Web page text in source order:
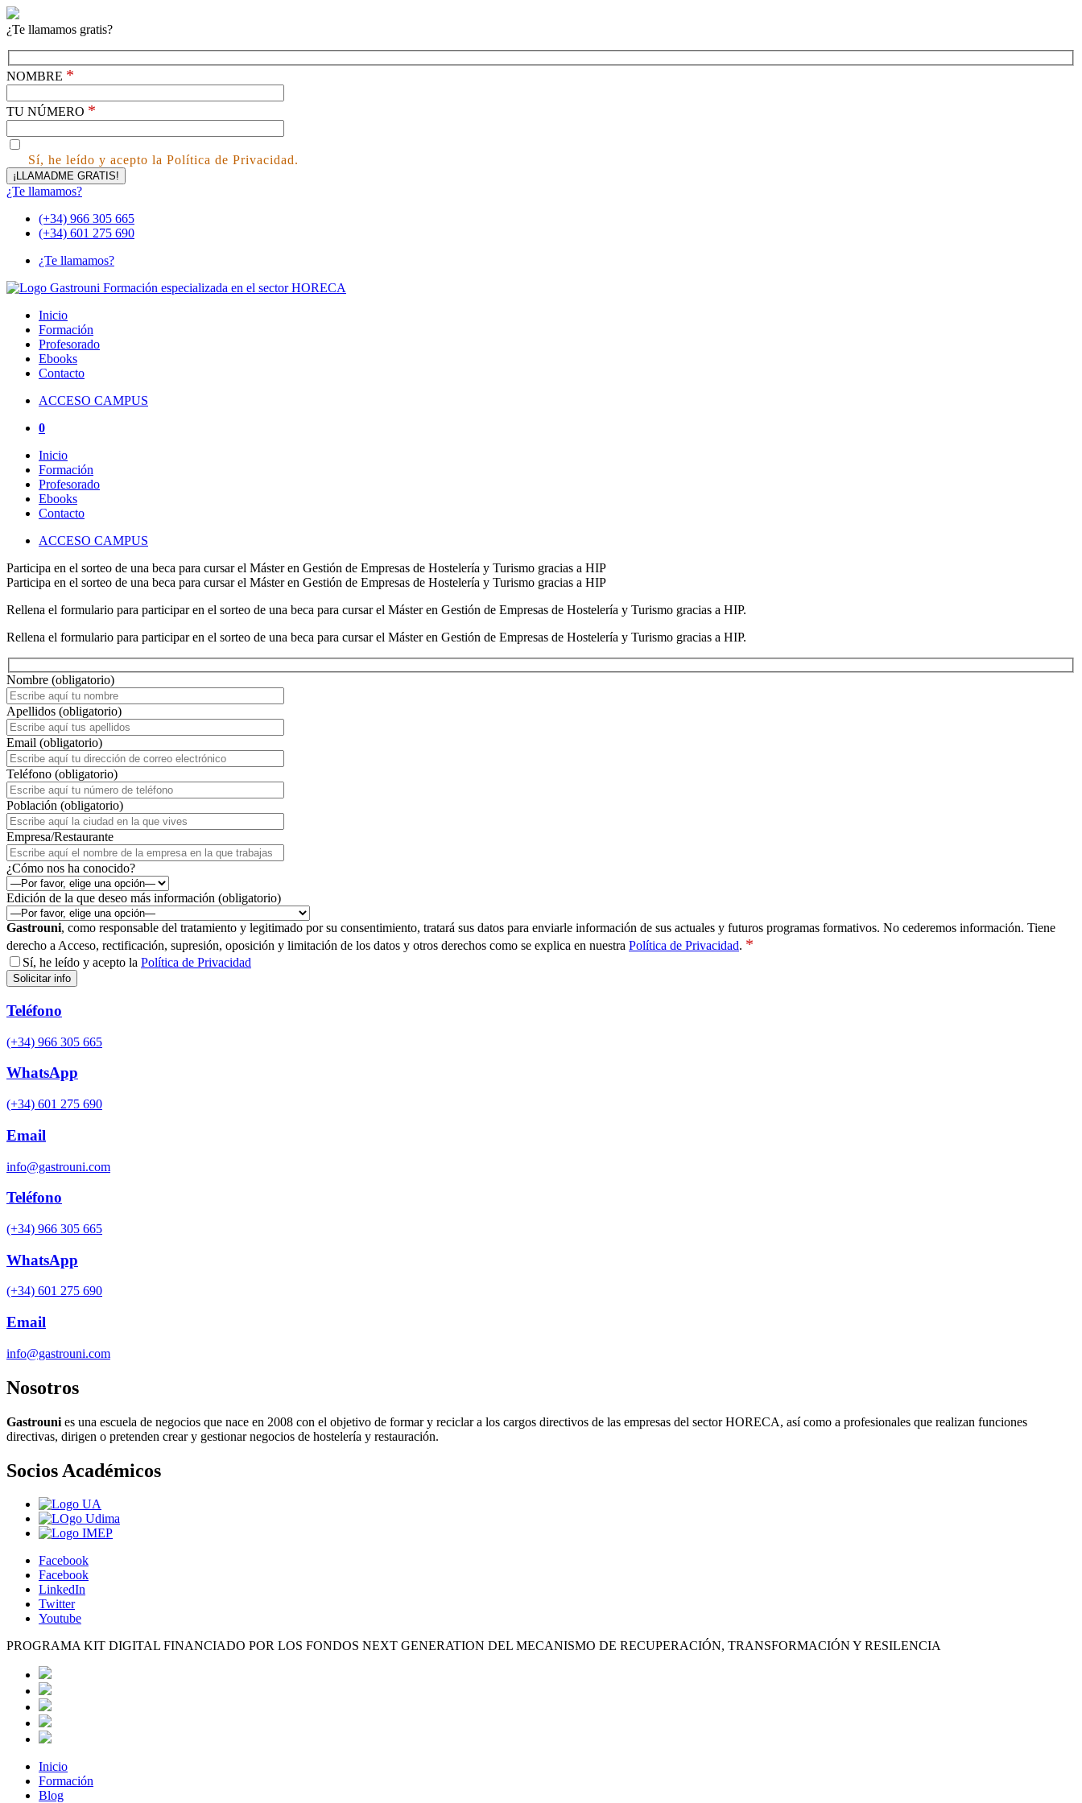
¿Te llamamos gratis?
NOMBRE *
TU NÚMERO *
Sí, he leído y acepto la Política de Privacidad.
¿Te llamamos?
(+34) 966 305 665
(+34) 601 275 690
¿Te llamamos?
Inicio
Formación
Profesorado
Ebooks
Contacto
ACCESO CAMPUS
0
Inicio
Formación
Profesorado
Ebooks
Contacto
ACCESO CAMPUS
Participa en el sorteo de una beca para cursar el Máster en Gestión de Empresas de Hostelería y Turismo gracias a HIP
Participa en el sorteo de una beca para cursar el Máster en Gestión de Empresas de Hostelería y Turismo gracias a HIP
Rellena el formulario para participar en el sorteo de una beca para cursar el Máster en Gestión de Empresas de Hostelería y Turismo gracias a HIP.
Rellena el formulario para participar en el sorteo de una beca para cursar el Máster en Gestión de Empresas de Hostelería y Turismo gracias a HIP.
Nombre (obligatorio)
Apellidos (obligatorio)
Email (obligatorio)
Teléfono (obligatorio)
Población (obligatorio)
Empresa/Restaurante
¿Cómo nos ha conocido?
Edición de la que deseo más información (obligatorio)
Gastrouni, como responsable del tratamiento y legitimado por su consentimiento, tratará sus datos para enviarle información de sus actuales y futuros programas formativos. No cederemos información. Tiene
derecho a Acceso, rectificación, supresión, oposición y limitación de los datos y otros derechos como se explica en nuestra Política de Privacidad. *
Sí, he leído y acepto la Política de Privacidad
Teléfono
(+34) 966 305 665
WhatsApp
(+34) 601 275 690
Email
info@gastrouni.com
Teléfono
(+34) 966 305 665
WhatsApp
(+34) 601 275 690
Email
info@gastrouni.com
Nosotros
Gastrouni es una escuela de negocios que nace en 2008 con el objetivo de formar y reciclar a los cargos directivos de las empresas del sector HORECA, así como a profesionales que realizan funciones
directivas, dirigen o pretenden crear y gestionar negocios de hostelería y restauración.
Socios Académicos
Facebook
Facebook
LinkedIn
Twitter
Youtube
PROGRAMA KIT DIGITAL FINANCIADO POR LOS FONDOS NEXT GENERATION DEL MECANISMO DE RECUPERACIÓN, TRANSFORMACIÓN Y RESILENCIA
Inicio
Formación
Blog